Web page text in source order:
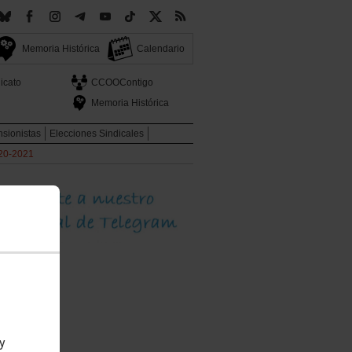
Memoria Histórica Calendario
CCOOContigo
Memoria Histórica
Elecciones Sindicales
2021